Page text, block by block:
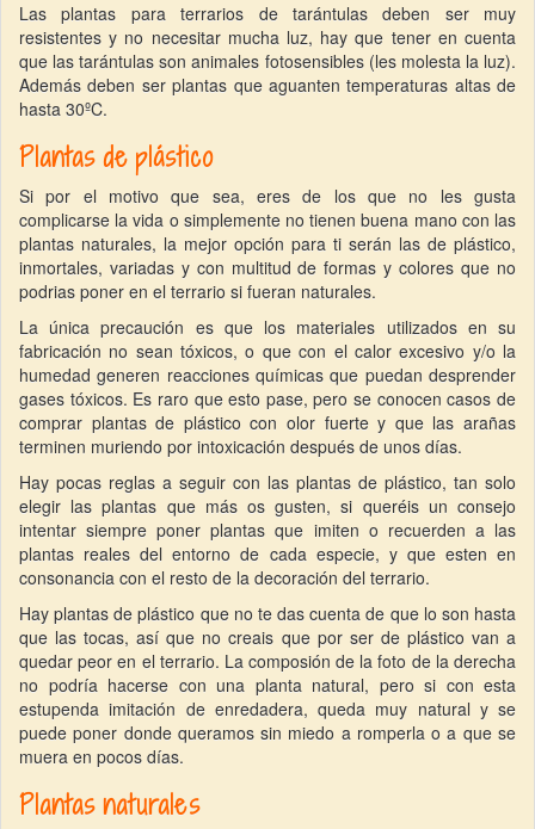
Las plantas para terrarios de tarántulas deben ser muy
resistentes y no necesitar mucha luz, hay que tener en cuenta
que las tarántulas son animales fotosensibles (les molesta la luz).
Además deben ser plantas que aguanten temperaturas altas de
hasta 30ºC.
Plantas de plástico
Si por el motivo que sea, eres de los que no les gusta
complicarse la vida o simplemente no tienen buena mano con las
plantas naturales, la mejor opción para ti serán las de plástico,
inmortales, variadas y con multitud de formas y colores que no
podrias poner en el terrario si fueran naturales.
La única precaución es que los materiales utilizados en su
fabricación no sean tóxicos, o que con el calor excesivo y/o la
humedad generen reacciones químicas que puedan desprender
gases tóxicos. Es raro que esto pase, pero se conocen casos de
comprar plantas de plástico con olor fuerte y que las arañas
terminen muriendo por intoxicación después de unos días.
Hay pocas reglas a seguir con las plantas de plástico, tan solo
elegir las plantas que más os gusten, si queréis un consejo
intentar siempre poner plantas que imiten o recuerden a las
plantas reales del entorno de cada especie, y que esten en
consonancia con el resto de la decoración del terrario.
Hay plantas de plástico que no te das cuenta de que lo son hasta
que las tocas, así que no creais que por ser de plástico van a
quedar peor en el terrario. La composión de la foto de la derecha
no podría hacerse con una planta natural, pero si con esta
estupenda imitación de enredadera, queda muy natural y se
puede poner donde queramos sin miedo a romperla o a que se
muera en pocos días.
Plantas naturales